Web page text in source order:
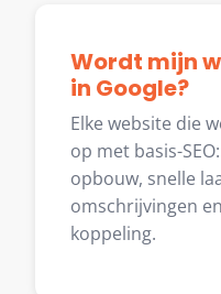
Wordt mijn
in Google?
Elke website die
op met basis-
opbouw, snelle
omschrijvingen
koppeling.